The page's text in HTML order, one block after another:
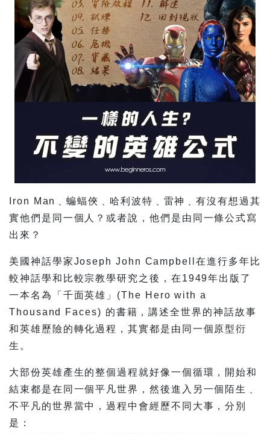
Iron Man﹑蝙蝠俠﹑哈利波特﹑雷神﹑有沒有想過其
實他們是同一個人？或者說，他們是由同一條公式寫
出來？
美國神話學家Joseph John Campbell在進行多年比
較神話學和比較宗教學研究之後，在1949年出版了
一本名為「千面英雄」(The Hero with a
Thousand Faces) 的書籍，講述全世界的神話故事
和英雄歷險的轉化過程，其實都是由同一個原型衍
生。
大部份英雄產生的整個過程就好像一個循環，開始和
結束都是在同一個平凡世界，然後進入另一個陌生﹑
不平凡的世界當中，過程中會經歷不同大事，分別
是：